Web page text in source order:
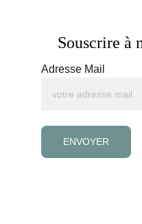
Adresse Mail
ENVOYER
Souscrire à